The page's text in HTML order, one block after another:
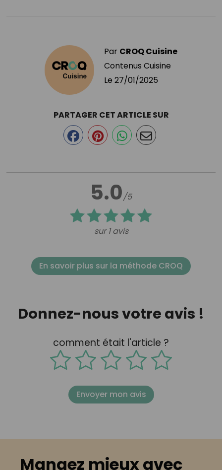
Par CROQ Cuisine
Contenus Cuisine
Le 27/01/2025
5.0/5
sur 1 avis
PARTAGER CET ARTICLE SUR
En savoir plus sur la méthode CROQ
Donnez-nous votre avis !
comment était l'article ?
Envoyer mon avis
Mangez mieux avec